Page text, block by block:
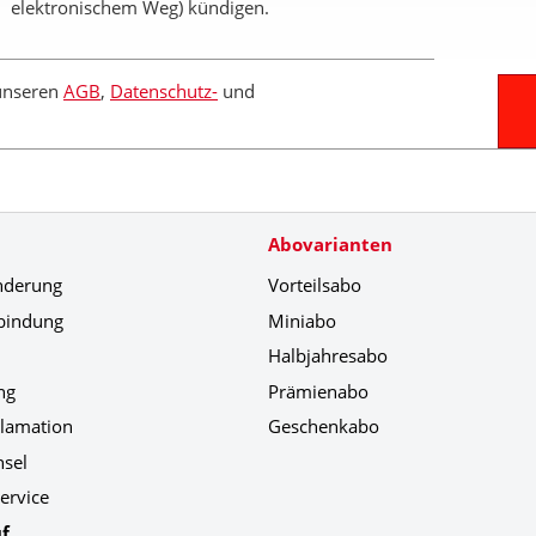
elektronischem Weg) kündigen.
AGB, Datenschutz- und
Abovarianten
Vorteilsabo
Miniabo
Halbjahresabo
Prämienabo
Geschenkabo